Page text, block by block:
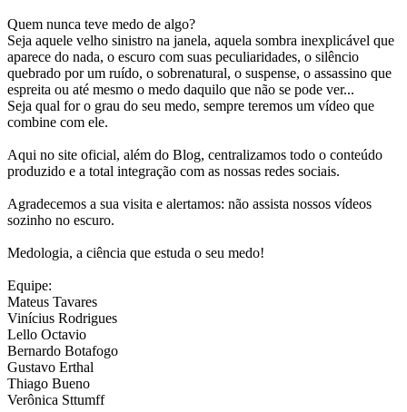
Quem nunca teve medo de algo?
Seja aquele velho sinistro na janela, aquela sombra inexplicável que
aparece do nada, o escuro com suas peculiaridades, o silêncio
quebrado por um ruído, o sobrenatural, o suspense, o assassino que
espreita ou até mesmo o medo daquilo que não se pode ver...
Seja qual for o grau do seu medo, sempre teremos um vídeo que
combine com ele.
Aqui no site oficial, além do Blog, centralizamos todo o conteúdo
produzido e a total integração com as nossas redes sociais.
Agradecemos a sua visita e alertamos: não assista nossos vídeos
sozinho no escuro.
Medologia, a ciência que estuda o seu medo!
Equipe:
Mateus Tavares
Vinícius Rodrigues
Lello Octavio
Bernardo Botafogo
Gustavo Erthal
Thiago Bueno
Verônica Sttumff